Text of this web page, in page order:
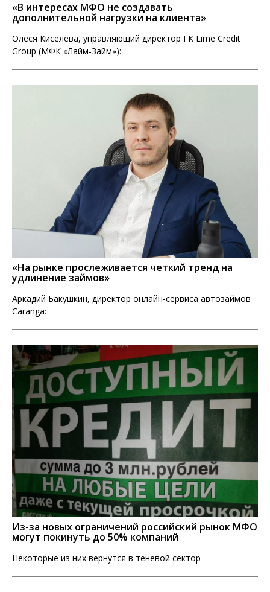
«В интересах МФО не создавать
дополнительной нагрузки на клиента»
Олеся Киселева, управляющий директор ГК Lime Credit
Group (МФК «Лайм-Займ»):
«На рынке прослеживается четкий тренд на
удлинение займов»
Аркадий Бакушкин, директор онлайн-сервиса автозаймов
Caranga:
Из-за новых ограничений российский рынок МФО
могут покинуть до 50% компаний
Некоторые из них вернутся в теневой сектор